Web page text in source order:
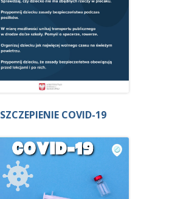
SZCZEPIENIE COVID-19